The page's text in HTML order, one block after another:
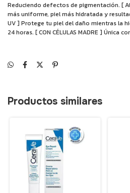
Reduciendo defectos de pigmentación. [
más uniforme, piel más hidratada y
UV ] Protege tu piel del daño mientras la
24 horas. [ CON CÉLULAS MADRE ] Única
Productos similares